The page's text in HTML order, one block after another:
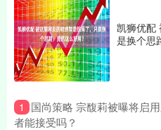
凯狮优配
是换个思
1
国尚策略 宗馥莉被曝将启
者能接受吗？